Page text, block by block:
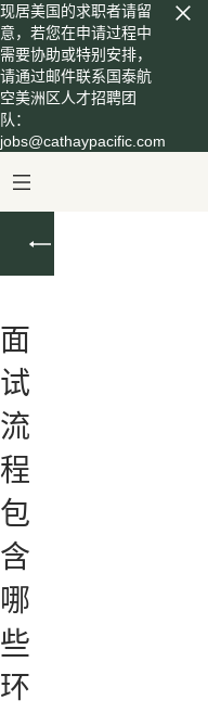
现居美国的求职者请留
意，若您在申请过程中
需要协助或特别安排，
请通过邮件联系国泰航
空美洲区人才招聘团
队：
jobs@cathaypacific.com
面
试
流
程
包
含
哪
些
环